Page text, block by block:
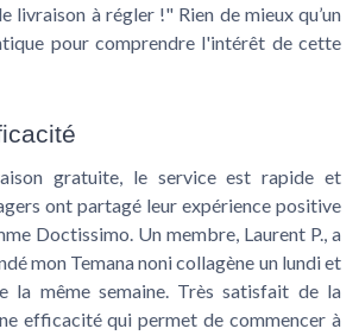
livraison à régler !" Rien de mieux qu’un
pour comprendre l'intérêt de cette
gratuite, le service est rapide et
ont partagé leur expérience positive
Doctissimo. Un membre, Laurent P., a
mon Temana noni collagène un lundi et
la même semaine. Très satisfait de la
efficacité qui permet de commencer à